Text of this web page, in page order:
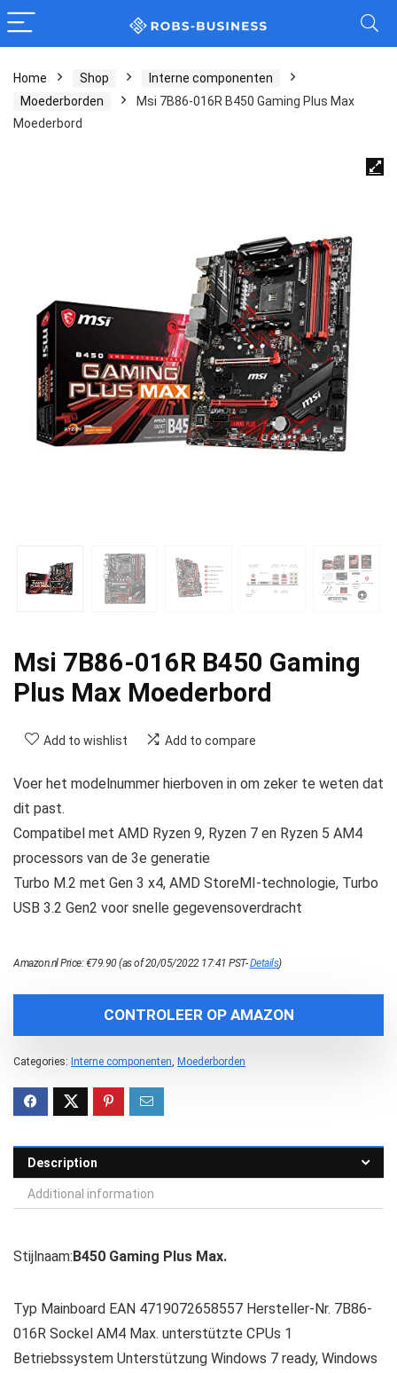
Home Shop
Interne componenten
Moederborden
Msi 7B86-016R B450 Gaming Plus Max
Moederbord
Msi 7B86-016R B450 Gaming
Plus Max Moederbord
Add to wishlist Add to compare
Voer het modelnummer hierboven in om zeker te weten dat
dit past.
Compatibel met AMD Ryzen 9, Ryzen 7 en Ryzen 5 AM4
processors van de 3e generatie
Turbo M.2 met Gen 3 x4, AMD StoreMI-technologie, Turbo
USB 3.2 Gen2 voor snelle gegevensoverdracht
Amazon.nl Price:€79.90(as of 20/05/2022 17:41 PST-Details)
CONTROLEER OP AMAZON
Categories: Interne componenten Moederborden
Description
Additional information
Stijlnaam:B450 Gaming Plus Max.
Typ Mainboard EAN 4719072658557 Hersteller-Nr. 7B86-
016R Sockel AM4 Max. unterstützte CPUs 1
Betriebssystem Unterstützung Windows 7 ready, Windows